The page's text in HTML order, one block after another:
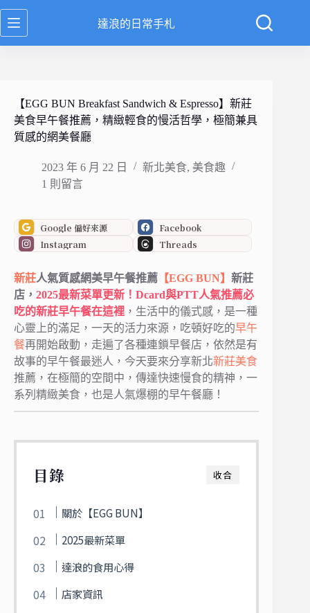
跳
至
達浪的日常手札
【EGG BUN Breakfast Sandwich & Espresso】新莊
美食早午餐推薦，精緻輕食的慢活哲學，極簡兼具
質感的網美餐廳
2023 年 6 月 22 日 新北美食, 美食趣
1 則留言
Google 偏好來源
Facebook
Instagram
Threads
新莊人氣質感網美早午餐推薦 【EGG BUN】 新莊
店 ， 2025最新菜單更新！Dcard與PTT人氣推薦必
吃的新莊早午餐在這裡 ，生活中的儀式感，是一種
心靈上的滿足，一天的活力來源，吃頓好吃的早午
餐再開始啟動，走遍了各種連鎖早餐店，依然是有
故事的早午餐最迷人，今天要來分享新北新莊美食
推薦，在極簡的空間中，傳達快速慢食的精神，一
系列精緻美食，也是人氣爆棚的早午餐廳 ！
收合
目錄
關於【EGG BUN】
2025最新菜單
達浪的食用心得
店家資訊